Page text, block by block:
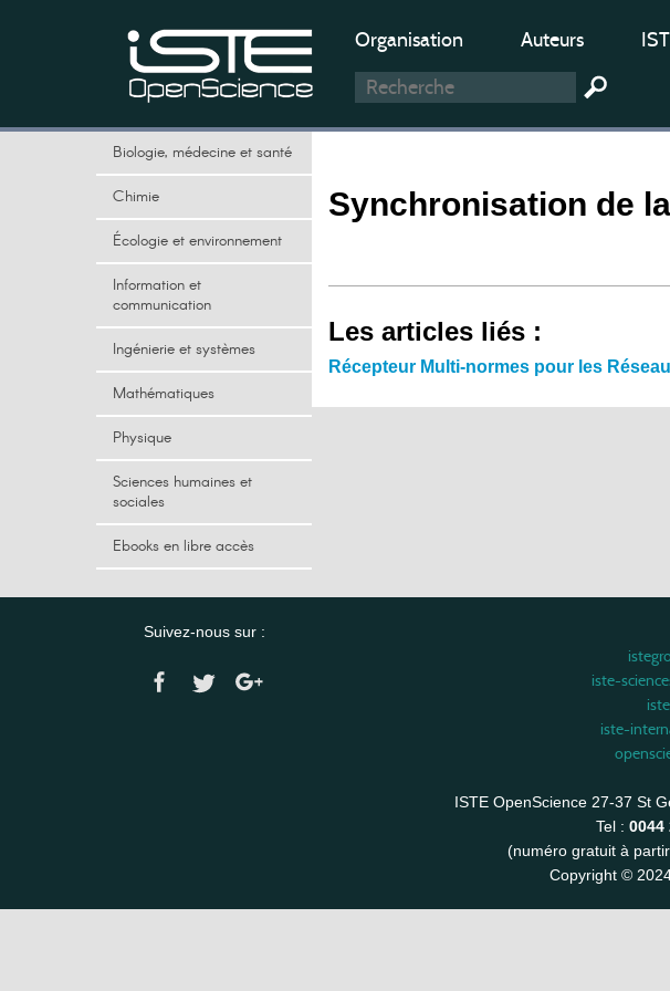
Organisation Auteurs
Biologie, médecine et santé
Chimie
Écologie et environnement
Information et
communication
Ingénierie et systèmes
Mathématiques
Physique
Sciences humaines et
sociales
Ebooks en libre accès
Synchronisation de
Les articles liés :
Récepteur Multi-normes pour les
Suivez-nous sur :
iste-
iste-
ISTE OpenScience 27-37 St
Tel : 0044
(numéro gratuit à
Copyright ©